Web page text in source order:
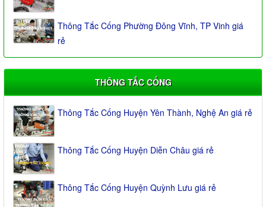
Thông Tắc Cống Phường Đông Vĩnh, TP Vinh giá
rẻ
THÔNG TẮC CỐNG
Thông Tắc Cống Huyện Yên Thành, Nghệ An giá rẻ
Thông Tắc Cống Huyện Diễn Châu giá rẻ
Thông Tắc Cống Huyện Quỳnh Lưu giá rẻ